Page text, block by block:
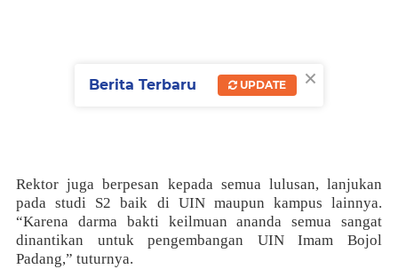
Rektor juga berpesan kepada semua lulusan, lanjukan
pada studi S2 baik di UIN maupun kampus lainnya.
“Karena darma bakti keilmuan ananda semua sangat
dinantikan untuk pengembangan UIN Imam Bojol
Padang,” tuturnya.
×
Berita Terbaru UPDATE